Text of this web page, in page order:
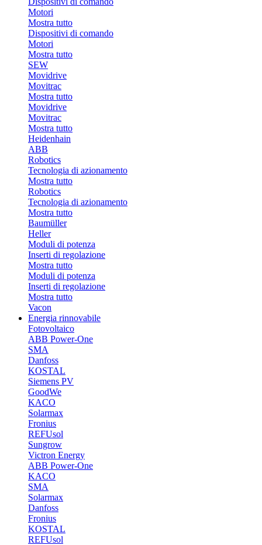
Motori
Mostra tutto
Dispositivi di comando
Motori
Mostra tutto
SEW
Movidrive
Movitrac
Mostra tutto
Movidrive
Movitrac
Mostra tutto
Heidenhain
ABB
Robotics
Tecnologia di azionamento
Mostra tutto
Robotics
Tecnologia di azionamento
Mostra tutto
Baumüller
Heller
Moduli di potenza
Inserti di regolazione
Mostra tutto
Moduli di potenza
Inserti di regolazione
Mostra tutto
Vacon
Energia rinnovabile
Fotovoltaico
ABB Power-One
SMA
Danfoss
KOSTAL
Siemens PV
GoodWe
KACO
Solarmax
Fronius
REFUsol
Sungrow
Victron Energy
ABB Power-One
KACO
SMA
Solarmax
Danfoss
Fronius
KOSTAL
REFUsol